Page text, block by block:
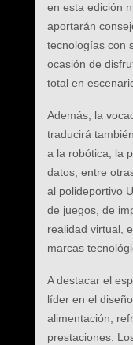
en esta edición
aportarán
tecnologías con
ocasión de
total en
Además, la
traducirá
a la robótica, la
datos, entre
al polideportivo
de juegos, de
realidad virtual,
marcas
A destacar el
líder en el
alimentación,
prestaciones.